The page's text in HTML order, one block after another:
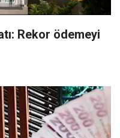
Rekor ödemeyi